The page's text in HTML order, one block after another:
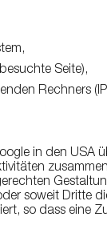
Seite),
Rechners
in den
soweit Dritte
so dass eine